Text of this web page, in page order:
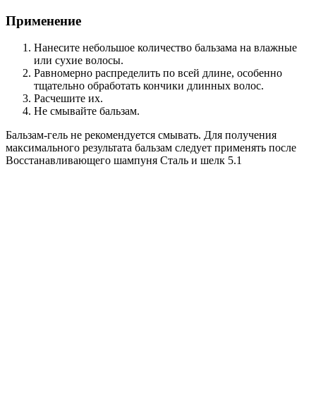
Применение
Нанесите небольшое количество бальзама на влажные
или сухие волосы.
Равномерно распределить по всей длине, особенно
тщательно обработать кончики длинных волос.
Расчешите их.
Не смывайте бальзам.
Бальзам-гель не рекомендуется смывать. Для получения
максимального результата бальзам следует применять после
Восстанавливающего шампуня Сталь и шелк 5.1